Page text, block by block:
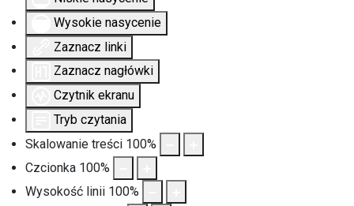
Wysokie nasycenie
Zaznacz linki
Zaznacz nagłówki
Czytnik ekranu
Tryb czytania
Skalowanie treści 100%
Czcionka 100%
Wysokość linii 100%